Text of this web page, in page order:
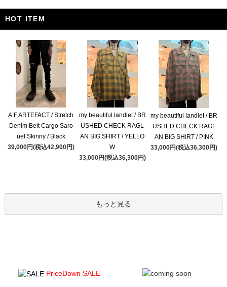
HOT ITEM
A.F ARTEFACT / Stretch
Denim Belt Cargo Saro
uel Skinny / Black
39,000円(税込42,900円)
my beautiful landlet / BR
USHED CHECK RAGL
AN BIG SHIRT / YELLO
W
33,000円(税込36,300円)
my beautiful landlet / BR
USHED CHECK RAGL
AN BIG SHIRT / PINK
33,000円(税込36,300円)
もっと見る
PriceDown SALE